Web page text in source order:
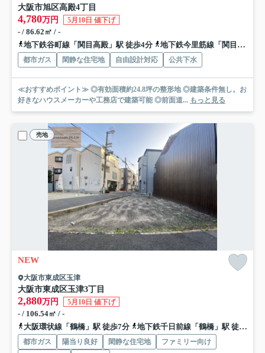
大阪市旭区高殿4丁目
4,780万円 5月10日 値下げ
- / 86.62㎡ / -
地下鉄谷町線「関目高殿」駅 徒歩4分
地下鉄今里筋線「関目成育」駅 徒歩9分
都市ガス 閑静な住宅地 自由設計対応 公共下水
≪おすすめポイント≫ ◎有効面積約24.8坪の整形地 ◎建築条件無し。お
好きなハウスメーカーや工務店で建築可能 ◎前面道... もっと見る
売地
NEW
大阪市東成区玉津
大阪市東成区玉津3丁目
2,880万円 5月10日 値下げ
- / 106.54㎡ / -
大阪環状線「鶴橋」駅 徒歩7分
地下鉄千日前線「鶴橋」駅 徒歩7分
都市ガス 陽当り良好 閑静な住宅地
ファミリー向け